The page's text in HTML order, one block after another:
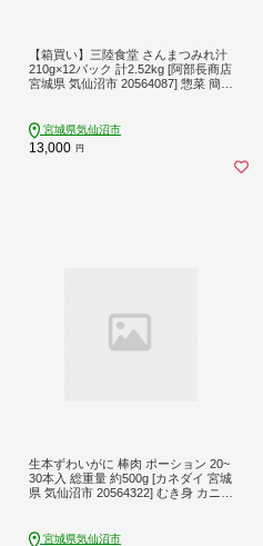
【箱買い】三陸食堂 さんまつみれ汁
210g×12パック 計2.52kg [阿部長商店
宮城県 気仙沼市 20564087] 惣菜 簡単
宮城県気仙沼市
13,000 円
生本ずわいがに 棒肉 ポーション 20~
30本入 総重量 約500g [カネダイ 宮城
県 気仙沼市 20564322] むき身 カニ
ニ棒肉 カニ 蟹
宮城県気仙沼市